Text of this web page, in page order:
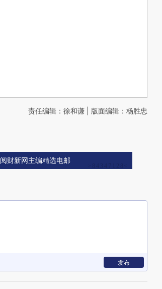
责任编辑：徐和谦 | 版面编辑：杨胜忠
财新网主编精选电邮
发布